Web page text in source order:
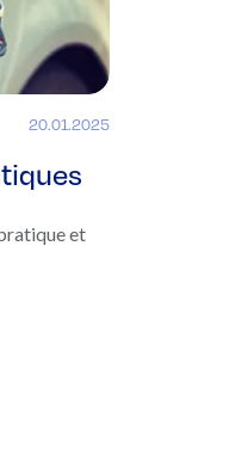
20.01.2025
et